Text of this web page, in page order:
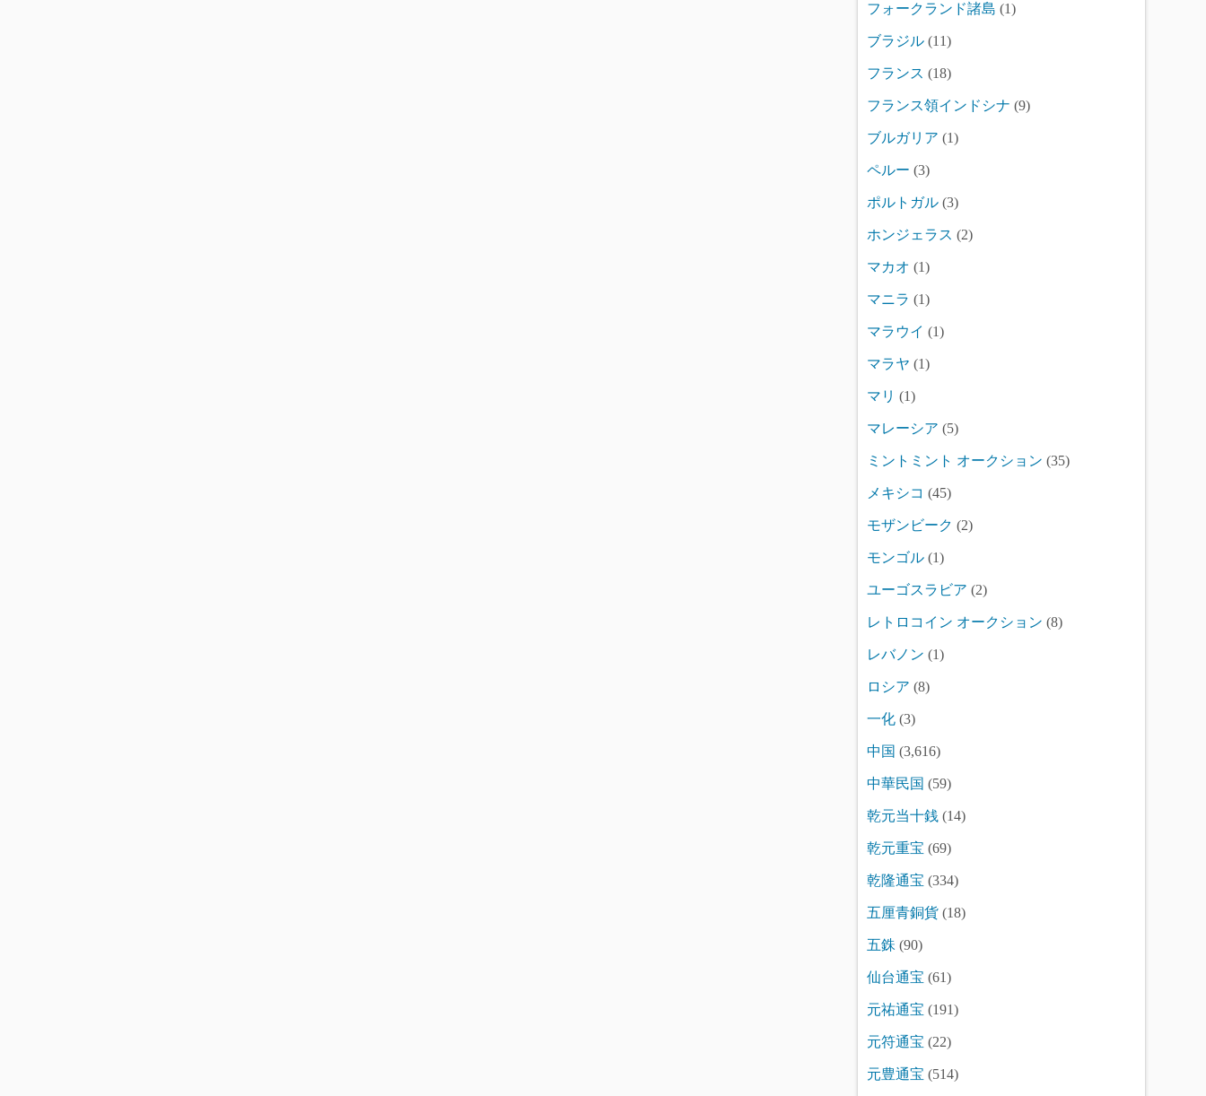
フォークランド諸島 (1)
ブラジル (11)
フランス (18)
フランス領インドシナ (9)
ブルガリア (1)
ペルー (3)
ポルトガル (3)
ホンジェラス (2)
マカオ (1)
マニラ (1)
マラウイ (1)
マラヤ (1)
マリ (1)
マレーシア (5)
ミントミント オークション (35)
メキシコ (45)
モザンビーク (2)
モンゴル (1)
ユーゴスラビア (2)
レトロコイン オークション (8)
レバノン (1)
ロシア (8)
一化 (3)
中国 (3,616)
中華民国 (59)
乾元当十銭 (14)
乾元重宝 (69)
乾隆通宝 (334)
五厘青銅貨 (18)
五銖 (90)
仙台通宝 (61)
元祐通宝 (191)
元符通宝 (22)
元豊通宝 (514)